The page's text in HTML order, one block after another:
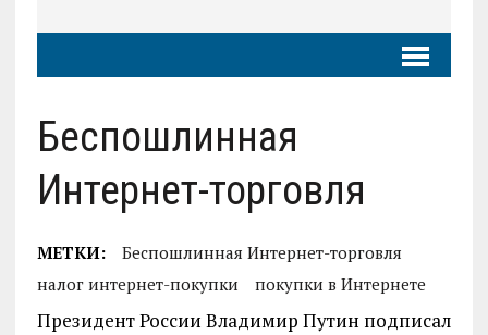
Беспошлинная
Интернет-торговля
МЕТКИ:
Беспошлинная Интернет-торговля
налог интернет-покупки
покупки в Интернете
Президент России Владимир Путин подписал